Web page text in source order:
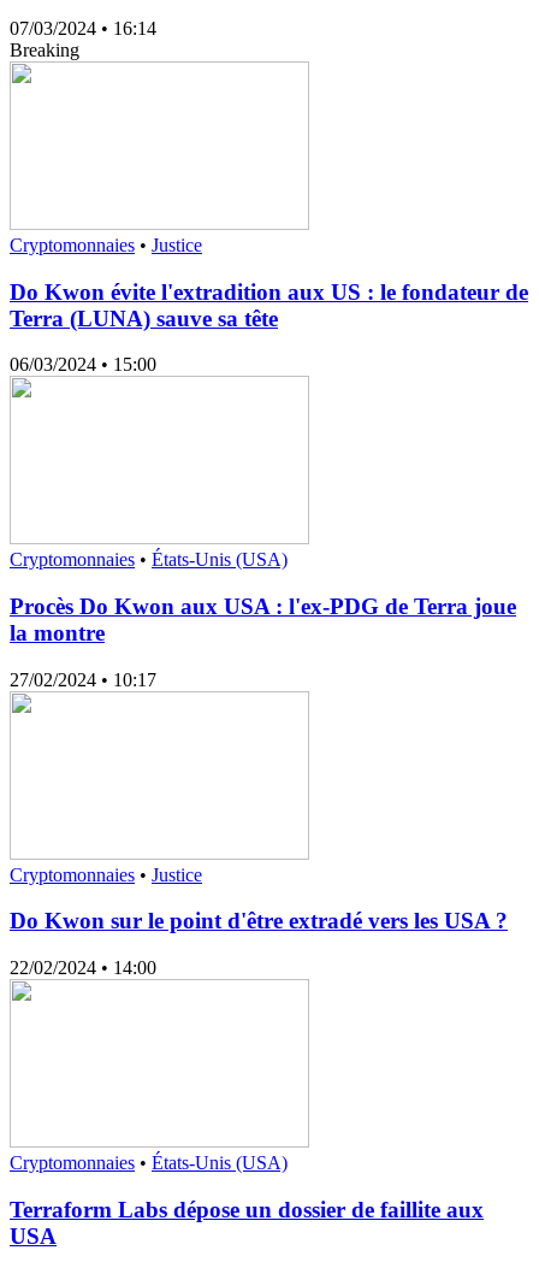
07/03/2024 • 16:14
Breaking
Cryptomonnaies • Justice
Do Kwon évite l'extradition aux US : le fondateur de
Terra (LUNA) sauve sa tête
06/03/2024 • 15:00
Cryptomonnaies • États-Unis (USA)
Procès Do Kwon aux USA : l'ex-PDG de Terra joue
la montre
27/02/2024 • 10:17
Cryptomonnaies • Justice
Do Kwon sur le point d'être extradé vers les USA ?
22/02/2024 • 14:00
Cryptomonnaies • États-Unis (USA)
Terraform Labs dépose un dossier de faillite aux
USA